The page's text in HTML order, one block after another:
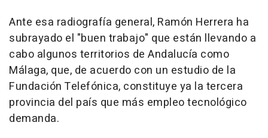
Ante esa radiografía general, Ramón Herrera ha
subrayado el "buen trabajo" que están llevando a
cabo algunos territorios de Andalucía como
Málaga, que, de acuerdo con un estudio de la
Fundación Telefónica, constituye ya la tercera
provincia del país que más empleo tecnológico
demanda.